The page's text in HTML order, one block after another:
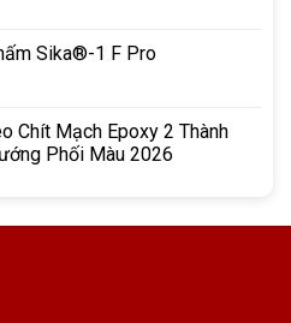
Sika®-1 F Pro
Chít Mạch Epoxy 2 Thành
Phối Màu 2026